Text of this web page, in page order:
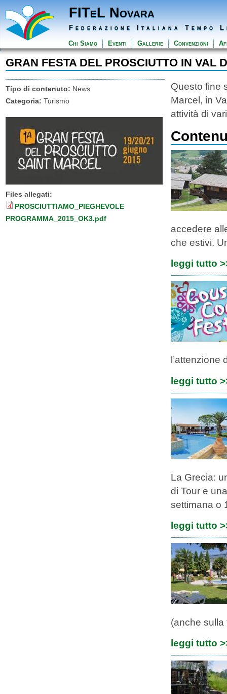
FITeL Novara
Federazione Italiana Tempo
Chi Siamo Eventi Gallerie Convenzioni
GRAN FESTA DEL PROSCIUTTO IN VAL
Tipo di contenuto: News
Categoria: Turismo
Files allegati:
PROSCIUTTIAMO_PIEGHEVOLE
PROGRAMMA_2015_OK3.pdf
Questo fine
Marcel, in
attività di
accedere
che estivi.
leggi tutto
leggi tutto
La Grecia:
di Tour e
settimana o
leggi tutto
(anche sulla
leggi tutto